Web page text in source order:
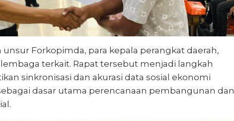
Forkopimda, para kepala perangkat daerah,
terkait. Rapat tersebut menjadi langkah
sinkronisasi dan akurasi data sosial ekonomi
dasar utama perencanaan pembangunan dan